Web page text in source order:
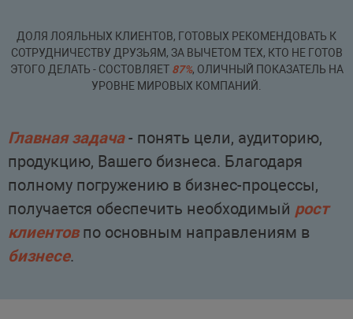
Главная задача- понять цели, аудиторию,
продукцию, Вашего бизнеса. Благодаря
полному погружению в бизнес-процессы,
получается обеспечить необходимый рост
клиентовпо основным направлениям в
бизнесе.
ДОЛЯ ЛОЯЛЬНЫХ КЛИЕНТОВ, ГОТОВЫХ РЕКОМЕНДОВАТЬ К
СОТРУДНИЧЕСТВУ ДРУЗЬЯМ, ЗА ВЫЧЕТОМ ТЕХ, КТО НЕ ГОТОВ
ЭТОГО ДЕЛАТЬ - СОСТОВЛЯЕТ 87%, ОЛИЧНЫЙ ПОКАЗАТЕЛЬ НА
УРОВНЕ МИРОВЫХ КОМПАНИЙ.